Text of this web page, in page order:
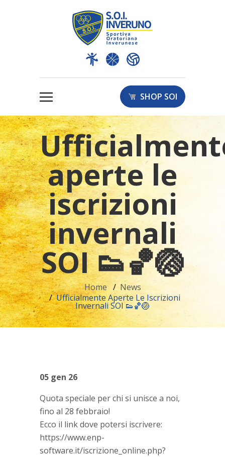
SHOP SOI
aperte le
iscrizioni
invernali
SOI 👟🏀🏐
Home
News
Ufficialmente Aperte Le Iscrizioni
Invernali SOI 👟🏀🏐
05 gen 26
Quota speciale per chi si unisce a noi,
fino al 28 febbraio!
Ecco il link dove potersi iscrivere:
https://www.enp-
software.it/iscrizione_online.php?